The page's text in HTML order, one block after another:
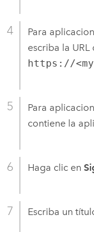
Para
escriba la
https://
Para
contiene la
Haga clic en
Escriba un